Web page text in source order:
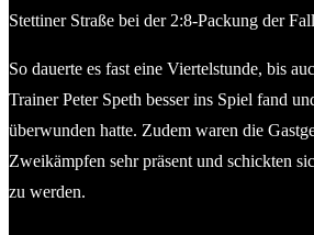
Stettiner Straße bei der 2:8-Packung der
So dauerte es fast eine Viertelstunde, bis
Trainer Peter Speth besser ins Spiel fand
überwunden hatte. Zudem waren die
Zweikämpfen sehr präsent und schickten
zu werden.